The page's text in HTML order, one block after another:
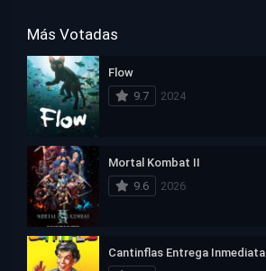
Más Votadas
Flow
9.7
2024
Mortal Kombat II
9.6
2026
Cantinflas Entrega Inmediata